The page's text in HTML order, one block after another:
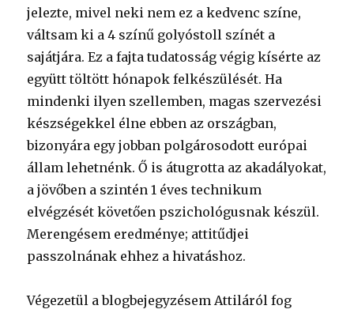
jelezte, mivel neki nem ez a kedvenc színe,
váltsam ki a 4 színű golyóstoll színét a
sajátjára. Ez a fajta tudatosság végig kísérte az
együtt töltött hónapok felkészülését. Ha
mindenki ilyen szellemben, magas szervezési
készségekkel élne ebben az országban,
bizonyára egy jobban polgárosodott európai
állam lehetnénk. Ő is átugrotta az akadályokat,
a jövőben a szintén 1 éves technikum
elvégzését követően pszichológusnak készül.
Merengésem eredménye; attitűdjei
passzolnának ehhez a hivatáshoz.
Végezetül a blogbejegyzésem Attiláról fog